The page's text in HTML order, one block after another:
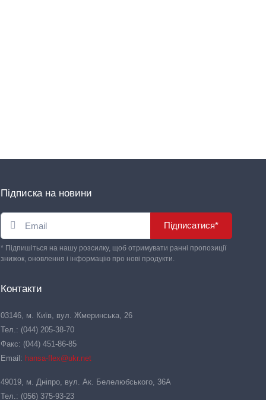
Підписка на новини
Підписатися*
* Підпишіться на нашу розсилку, щоб отримувати ранні пропозиції
знижок, оновлення і інформацію про нові продукти.
Контакти
03146, м. Київ, вул. Жмеринська, 26
Тел.: (044) 205-38-70
Факс: (044) 451-86-85
Email: hansa-flex@ukr.net
49019, м. Дніпро, вул. Ак. Белелюбського, 36А
Тел.: (056) 375-93-23